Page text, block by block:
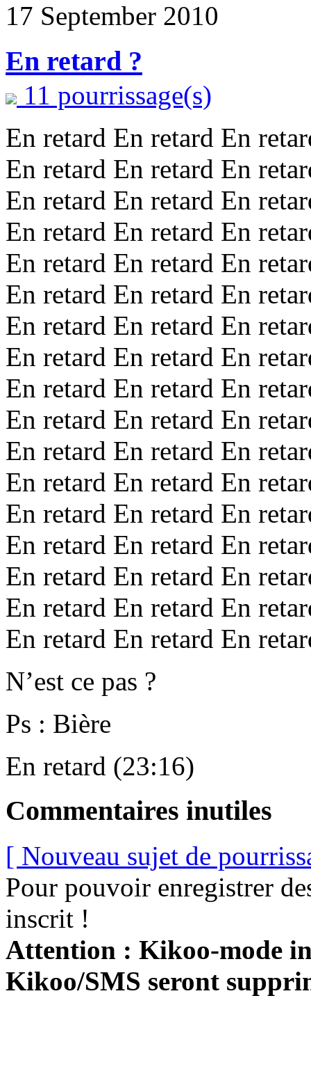
17 September 2010
En retard ?
11 pourrissage(s)
En retard En retard En
En retard En retard En
En retard En retard En
En retard En retard En
En retard En retard En
En retard En retard En
En retard En retard En
En retard En retard En
En retard En retard En
En retard En retard En
En retard En retard En
En retard En retard En
En retard En retard En
En retard En retard En
En retard En retard En
En retard En retard En
En retard En retard En
N’est ce pas ?
Ps : Bière
En retard (23:16)
Commentaires inutiles
[ Nouveau sujet de
Pour pouvoir enregistrer
inscrit !
Attention : Kikoo-mode
Kikoo/SMS seront